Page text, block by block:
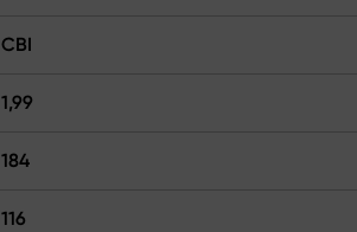
CBI
1,99
184
116